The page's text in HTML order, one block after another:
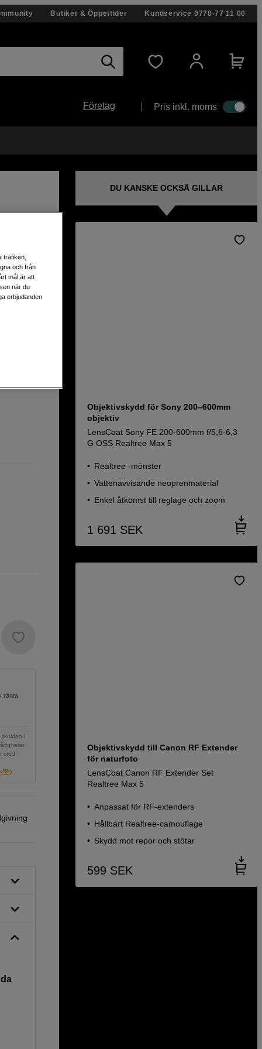
Butiker & Öppettider Kundservice 0770-77 11 00
Företag Pris inkl. moms
ränta
i
stöd,
flik)
DU KANSKE OCKSÅ GILLAR
Objektivskydd för Sony 200–600mm
objektiv
LensCoat Sony FE 200-600mm f/5,6-6,3
G OSS Realtree Max 5
Realtree -mönster
Vattenavvisande neoprenmaterial
Enkel åtkomst till reglage och zoom
1 691 SEK
Objektivskydd till Canon RF Extender
för naturfoto
LensCoat Canon RF Extender Set
Realtree Max 5
Anpassat för RF-extenders
Hållbart Realtree-camouflage
Skydd mot repor och stötar
599 SEK
trafiken,
och från
mål är att
när du
erbjudanden